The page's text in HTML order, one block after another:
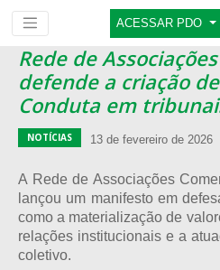
ACESSAR PDO
Rede de
defende a criação
Conduta em
NOTÍCIAS 13 de fevereiro de 2026
A Rede de Associações
lançou um manifesto em
como a materialização de
relações institucionais e a
coletivo.